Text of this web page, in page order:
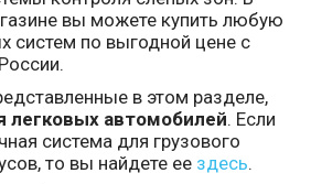
вы можете купить любую
систем по выгодной цене с
в этом разделе,
легковых автомобилей. Если
система для грузового
то вы найдете ее здесь.